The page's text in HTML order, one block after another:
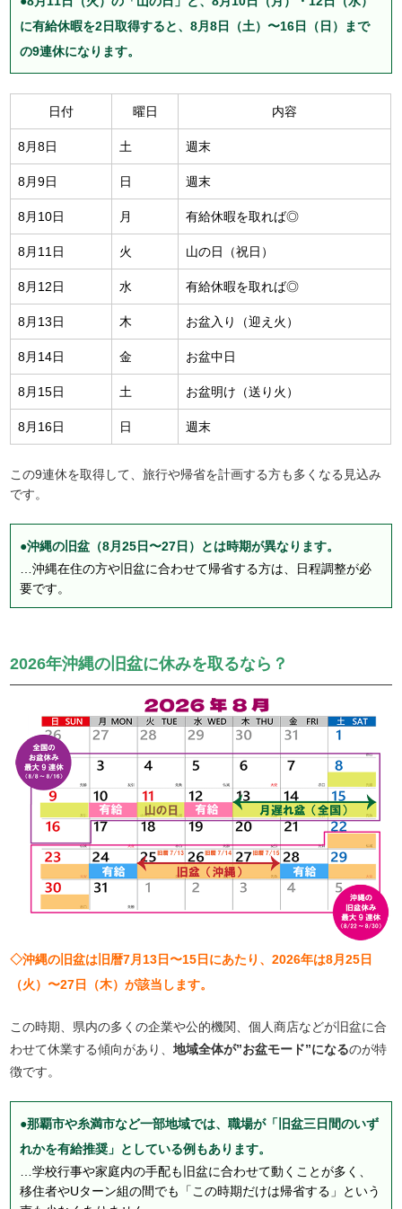
に有給休暇を2日取得すると、8月8日（土）〜16日（日）まで
の9連休になります。
日付 曜日 内容
8月8日 土 週末
8月9日 日 週末
8月10日 月 有給休暇を取れば◎
8月11日 火 山の日（祝日）
8月12日 水 有給休暇を取れば◎
8月13日 木 お盆入り（迎え火）
8月14日 金 お盆中日
8月15日 土 お盆明け（送り火）
8月16日 日 週末
この9連休を取得して、旅行や帰省を計画する方も多くなる見込み
です。
●沖縄の旧盆（8月25日〜27日）とは時期が異なります。
…沖縄在住の方や旧盆に合わせて帰省する方は、日程調整が必
要です。
2026年沖縄の旧盆に休みを取るなら？
◇沖縄の旧盆は旧暦7月13日〜15日にあたり、2026年は8月25日
（火）〜27日（木）が該当します。
この時期、県内の多くの企業や公的機関、個人商店などが旧盆に合
わせて休業する傾向があり、地域全体が”お盆モード”になるのが特
徴です。
●那覇市や糸満市など一部地域では、職場が「旧盆三日間のいず
れかを有給推奨」としている例もあります。
…学校行事や家庭内の手配も旧盆に合わせて動くことが多く、
移住者やUターン組の間でも「この時期だけは帰省する」という